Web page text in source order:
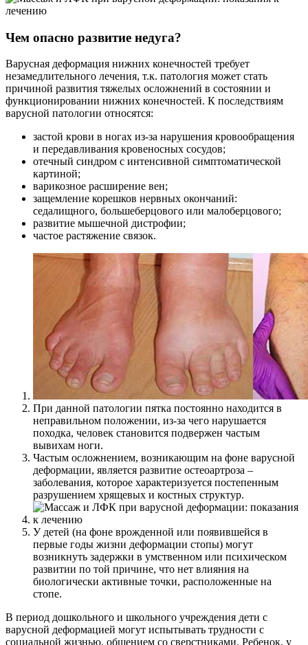
Чем опасно развитие недуга?
Варусная деформация нижних конечностей требует
незамедлительного лечения, т.к. патология может стать
причиной развития тяжелых осложнений в состоянии и
функционировании нижних конечностей. К последствиям
варусной патологии относятся:
застой крови в ногах из-за нарушения кровообращения
и передавливания кровеносных сосудов;
отечный синдром с интенсивной симптоматической
картиной;
варикозное расширение вен;
защемление корешков нервных окончаний:
седалищного, большеберцового или малоберцового;
развитие мышечной дистрофии;
частое растяжение связок.
При данной патологии пятка постоянно находится в
неправильном положении, из-за чего нарушается
походка, человек становится подвержен частым
вывихам ноги.
Частым осложнением, возникающим на фоне варусной
деформации, является развитие остеоартроза –
заболевания, которое характеризуется постепенным
разрушением хрящевых и костных структур.
У детей (на фоне врожденной или появившейся в
первые годы жизни деформации стопы) могут
возникнуть задержки в умственном или психическом
развитии по той причине, что нет влияния на
биологически активные точки, расположенные на
стопе.
В период дошкольного и школьного учреждения дети с
варусной деформацией могут испытывать трудности с
социальной жизнью, общением со сверстниками. Ребенок, у